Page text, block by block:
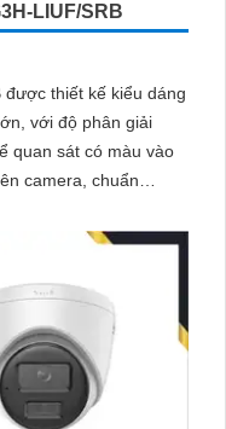
LIUF/SRB
được thiết kế kiểu dáng
với độ phân giải
quan sát có màu vào
camera, chuẩn